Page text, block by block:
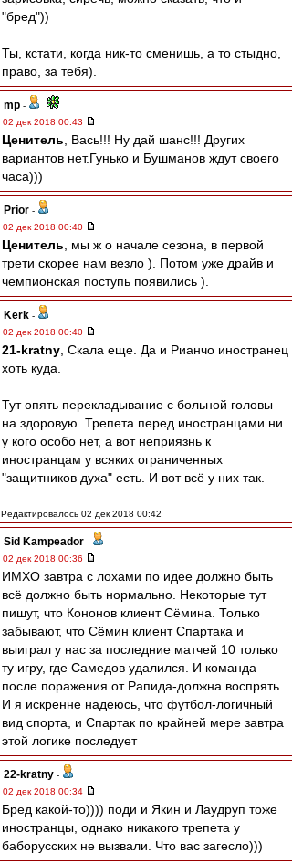
"бред"))
Ты, кстати, когда ник-то сменишь, а то стыдно,
право, за тебя).
mp -
02 дек 2018 00:43
Ценитель , Вась!!! Ну дай шанс!!! Других
вариантов нет.Гунько и Бушманов ждут своего
часа)))
Prior -
02 дек 2018 00:40
Ценитель , мы ж о начале сезона, в первой
трети скорее нам везло ). Потом уже драйв и
чемпионская поступь появились ).
Kerk -
02 дек 2018 00:40
21-kratny , Скала еще. Да и Рианчо иностранец
хоть куда.
Тут опять перекладывание с больной головы
на здоровую. Трепета перед иностранцами ни
у кого особо нет, а вот неприязнь к
иностранцам у всяких ограниченных
"защитников духа" есть. И вот всё у них так.
Редактировалось 02 дек 2018 00:42
Sid Kampeador -
02 дек 2018 00:36
ИМХО завтра с лохами по идее должно быть
всё должно быть нормально. Некоторые тут
пишут, что Кононов клиент Сёмина. Только
забывают, что Сёмин клиент Спартака и
выиграл у нас за последние матчей 10 только
ту игру, где Самедов удалился. И команда
после поражения от Рапида-должна воспрять.
И я искренне надеюсь, что футбол-логичный
вид спорта, и Спартак по крайней мере завтра
этой логике последует
22-kratny -
02 дек 2018 00:34
Бред какой-то)))) поди и Якин и Лаудруп тоже
иностранцы, однако никакого трепета у
баборусских не вызвали. Что вас загесло)))